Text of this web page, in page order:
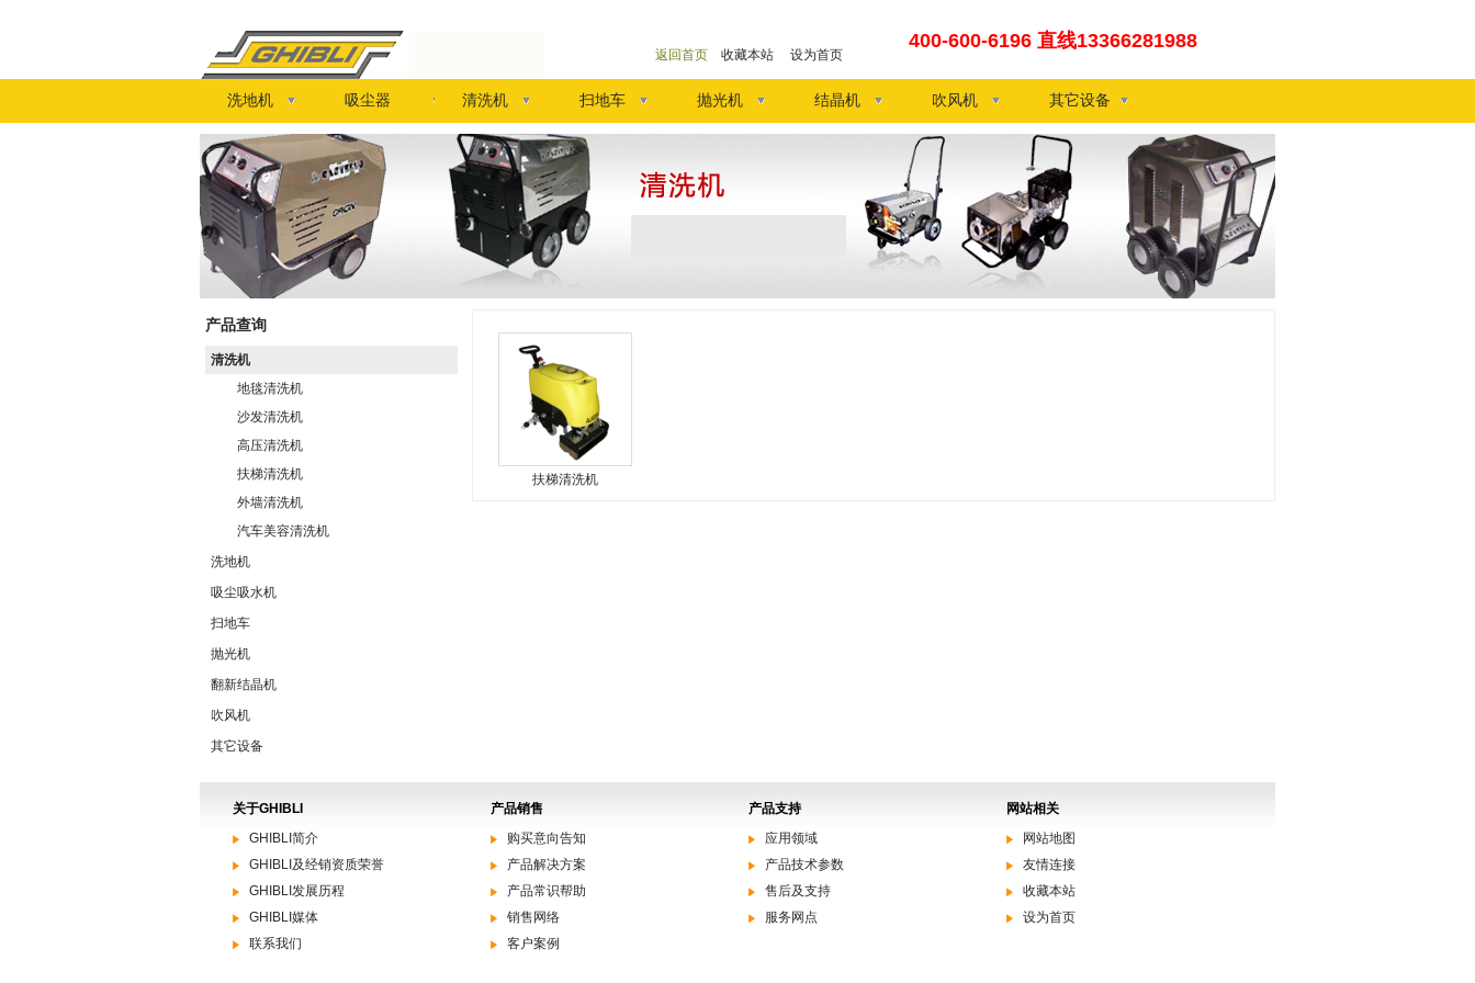
返回首页 收藏本站 设为首页
400-600-6196 直线13366281988
洗地机 吸尘器 清洗机 扫地车 抛光机 结晶机 吹风机 其它设备
产品查询
清洗机
地毯清洗机
沙发清洗机
高压清洗机
扶梯清洗机
外墙清洗机
汽车美容清洗机
洗地机
吸尘吸水机
扫地车
抛光机
翻新结晶机
吹风机
其它设备
扶梯清洗机
关于GHIBLI
GHIBLI简介
GHIBLI及经销资质荣誉
GHIBLI发展历程
GHIBLI媒体
联系我们
产品销售
购买意向告知
产品解决方案
产品常识帮助
销售网络
客户案例
产品支持
应用领域
产品技术参数
售后及支持
服务网点
网站相关
网站地图
友情连接
收藏本站
设为首页